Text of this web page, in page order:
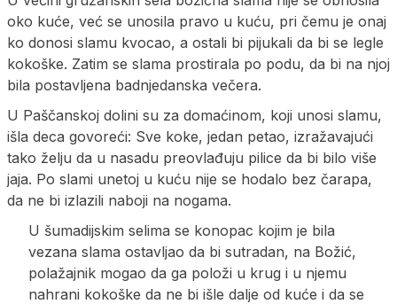
oko kuće, već se unosila pravo u kuću, pri čemu je onaj
ko donosi slamu kvocao, a ostali bi pijukali da bi se legle
kokoške. Zatim se slama prostirala po podu, da bi na njoj
bila postavljena badnjedanska večera.
U Paščanskoj dolini su za domaćinom, koji unosi slamu,
išla deca govoreći: Sve koke, jedan petao, izražavajući
tako želju da u nasadu preovlađuju pilice da bi bilo više
jaja. Po slami unetoj u kuću nije se hodalo bez čarapa,
da ne bi izlazili naboji na nogama.
U šumadijskim selima se konopac kojim je bila
vezana slama ostavljao da bi sutradan, na Božić,
polažajnik mogao da ga položi u krug i u njemu
nahrani kokoške da ne bi išle dalje od kuće i da se